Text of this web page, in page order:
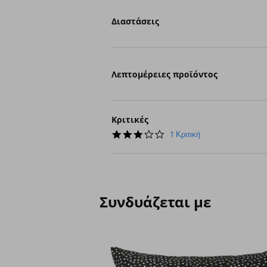
Διαστάσεις
Λεπτομέρειες προϊόντος
Κριτικές
3.0
1 Κριτική
Συνδυάζεται με